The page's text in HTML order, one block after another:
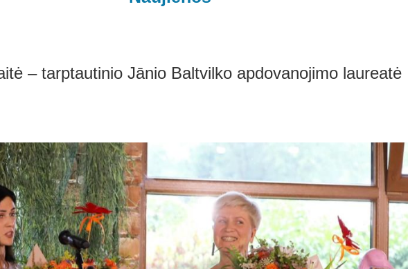
– tarptautinio Jānio Baltvilko apdovanojimo laureatė